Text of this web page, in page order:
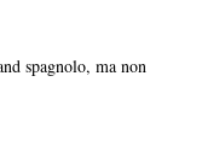
spagnolo, ma non